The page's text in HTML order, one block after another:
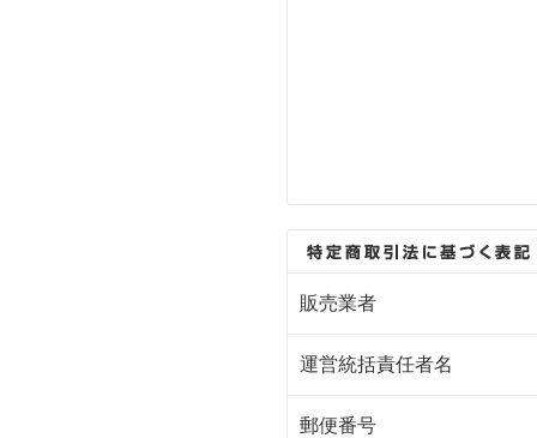
販売業者
運営統括責任者名
郵便番号